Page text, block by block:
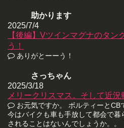
助かります
2025/7/4
【後編】Vツインマグナのタン
う！
ありがとーーう！
さっちゃん
2025/3/18
メリークリスマス。そして近況
お元気ですか。 ボルティーとCB
今はバイクも車も手放して都会で
されることはないんでしょうか。。